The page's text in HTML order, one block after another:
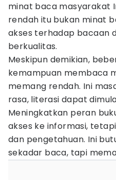
minat baca masyarakat
rendah itu bukan minat
akses terhadap bacaan
berkualitas.
Meskipun demikian,
kemampuan membaca
memang rendah. Ini
rasa, literasi dapat
Meningkatkan peran
akses ke informasi,
dan pengetahuan. Ini
sekadar baca, tapi